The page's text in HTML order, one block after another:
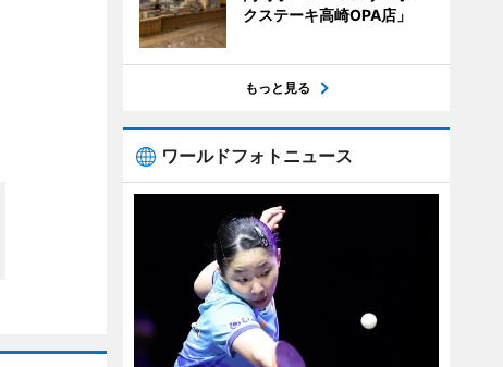
クステーキ高崎OPA店」
もっと見る
ワールドフォトニュース